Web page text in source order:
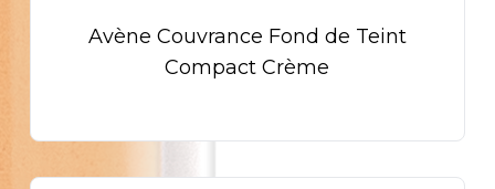
Avène Couvrance Fond de Teint
Compact Crème